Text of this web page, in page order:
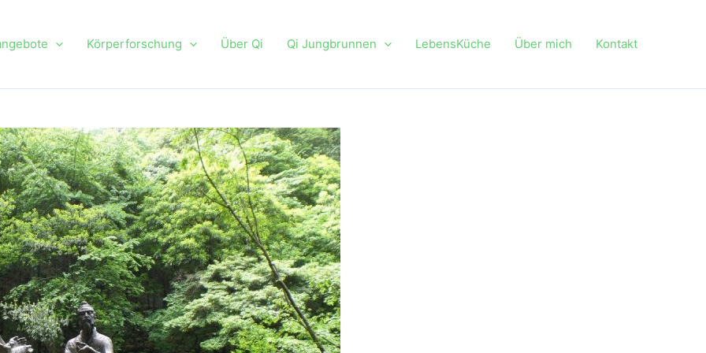
Körperforschung Über Qi Qi Jungbrunnen LebensKüche Über mich Kontakt